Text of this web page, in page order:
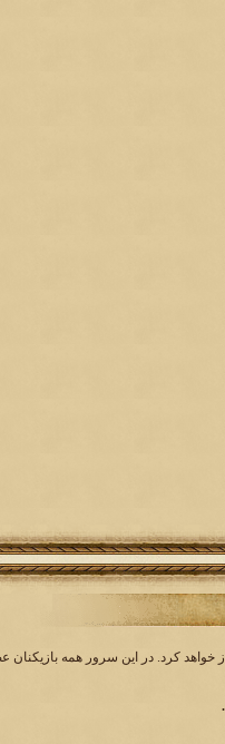
خواهد کرد. در این سرور همه بازیکنان